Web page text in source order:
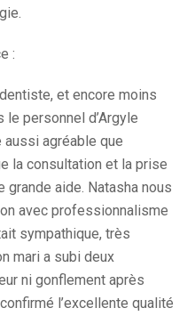
:
et encore moins
le personnel d’Argyle
aussi agréable que
la consultation et la prise
grande aide. Natasha nous
avec professionnalisme
sympathique, très
mari a subi deux
ni gonflement après
l’excellente qualité